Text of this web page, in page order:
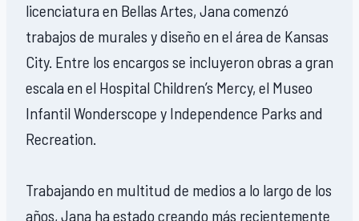
licenciatura en Bellas Artes, Jana comenzó
trabajos de murales y diseño en el área de Kansas
City. Entre los encargos se incluyeron obras a gran
escala en el Hospital Children’s Mercy, el Museo
Infantil Wonderscope y Independence Parks and
Recreation.
Trabajando en multitud de medios a lo largo de los
años, Jana ha estado creando más recientemente